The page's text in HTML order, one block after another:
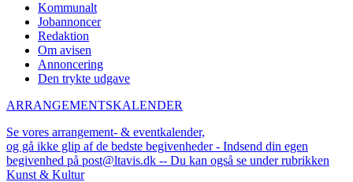
Kommunalt
Jobannoncer
Redaktion
Om avisen
Annoncering
Den trykte udgave
ARRANGEMENTSKALENDER
Se vores arrangement- & eventkalender,
og gå ikke glip af de bedste begivenheder - Indsend din egen
begivenhed på post@ltavis.dk -- Du kan også se under rubrikken
Kunst & Kultur